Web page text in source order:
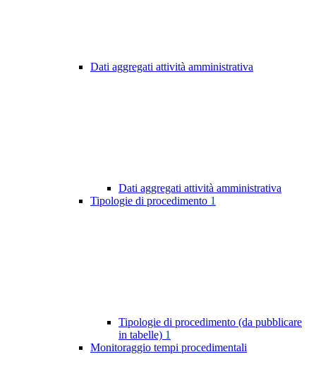
Dati aggregati attività amministrativa
Dati aggregati attività amministrativa
Tipologie di procedimento 1
Tipologie di procedimento (da pubblicare
in tabelle) 1
Monitoraggio tempi procedimentali